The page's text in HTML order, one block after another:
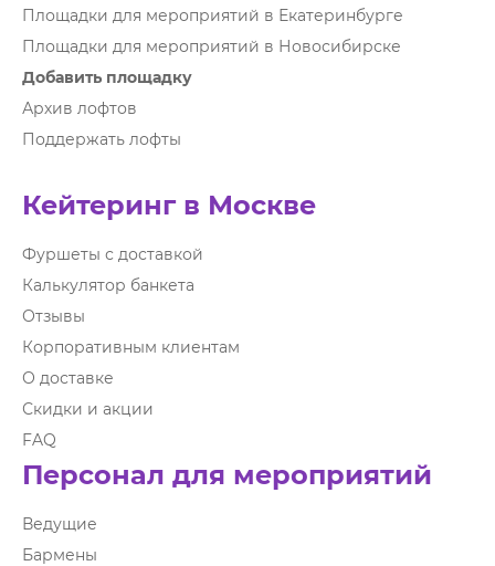
Площадки для мероприятий в Екатеринбурге
Площадки для мероприятий в Новосибирске
Добавить площадку
Архив лофтов
Поддержать лофты
Кейтеринг в Москве
Фуршеты с доставкой
Калькулятор банкета
Отзывы
Корпоративным клиентам
О доставке
Скидки и акции
FAQ
Персонал для мероприятий
Ведущие
Бармены